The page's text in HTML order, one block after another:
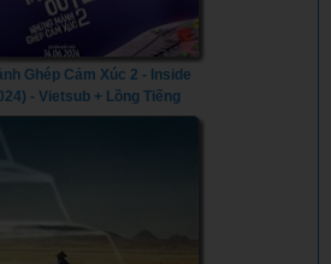
Ghép Cảm Xúc 2 - Inside
- Vietsub + Lồng Tiếng